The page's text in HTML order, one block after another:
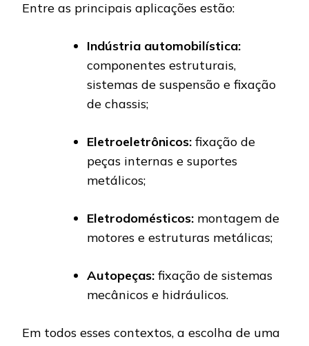
Entre as principais aplicações estão:
Indústria automobilística:
componentes estruturais,
sistemas de suspensão e fixação
de chassis;
Eletroeletrônicos: fixação de
peças internas e suportes
metálicos;
Eletrodomésticos: montagem de
motores e estruturas metálicas;
Autopeças: fixação de sistemas
mecânicos e hidráulicos.
Em todos esses contextos, a escolha de uma